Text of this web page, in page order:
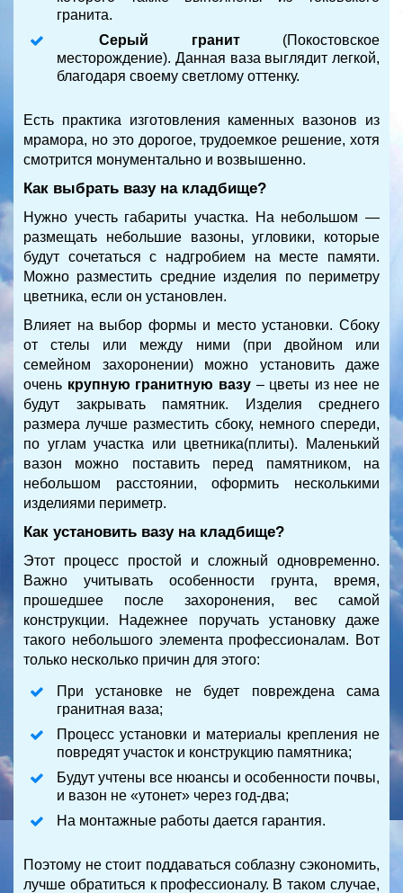
гранита.
Серый гранит(Покостовское
месторождение). Данная ваза выглядит легкой,
благодаря своему светлому оттенку.
Есть практика изготовления каменных вазонов из
мрамора, но это дорогое, трудоемкое решение, хотя
смотрится монументально и возвышенно.
Как выбрать вазу на кладбище?
Нужно учесть габариты участка. На небольшом —
размещать небольшие вазоны, угловики, которые
будут сочетаться с надгробием на месте памяти.
Можно разместить средние изделия по периметру
цветника, если он установлен.
Влияет на выбор формы и место установки. Сбоку
от стелы или между ними (при двойном или
семейном захоронении) можно установить даже
очень крупную гранитную вазу– цветы из нее не
будут закрывать памятник. Изделия среднего
размера лучше разместить сбоку, немного спереди,
по углам участка или цветника(плиты). Маленький
вазон можно поставить перед памятником, на
небольшом расстоянии, оформить несколькими
изделиями периметр.
Как установить вазу на кладбище?
Этот процесс простой и сложный одновременно.
Важно учитывать особенности грунта, время,
прошедшее после захоронения, вес самой
конструкции. Надежнее поручать установку даже
такого небольшого элемента профессионалам. Вот
только несколько причин для этого:
При установке не будет повреждена сама
гранитная ваза;
Процесс установки и материалы крепления не
повредят участок и конструкцию памятника;
Будут учтены все нюансы и особенности почвы,
и вазон не «утонет» через год-два;
На монтажные работы дается гарантия.
Поэтому не стоит поддаваться соблазну сэкономить,
лучше обратиться к профессионалу. В таком случае,